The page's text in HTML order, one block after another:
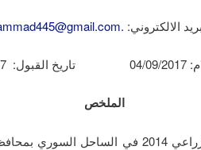
الالكتروني: .halamohammad445@gmail.com
2017
الملخص
نفذ البحث خلال الموسم الزراعي 2014 في